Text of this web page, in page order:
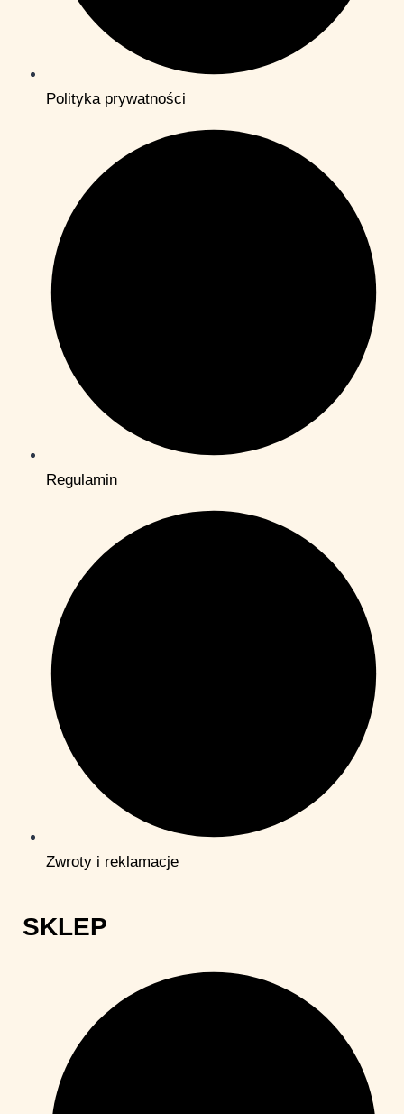
Polityka prywatności
Regulamin
Zwroty i reklamacje
SKLEP